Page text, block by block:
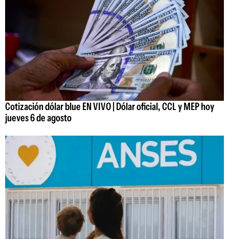
Cotización dólar blue EN VIVO | Dólar oficial, CCL y MEP hoy
jueves 6 de agosto